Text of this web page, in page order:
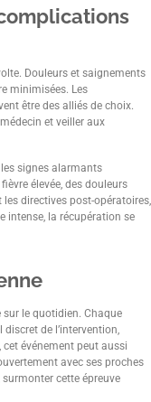
Douleurs et saignements
minimisées. Les
être des alliés de choix.
et veiller aux
signes alarmants
élevée, des douleurs
directives post-opératoires,
intense, la récupération se
sur le quotidien. Chaque
de l’intervention,
événement peut aussi
avec ses proches
cette épreuve